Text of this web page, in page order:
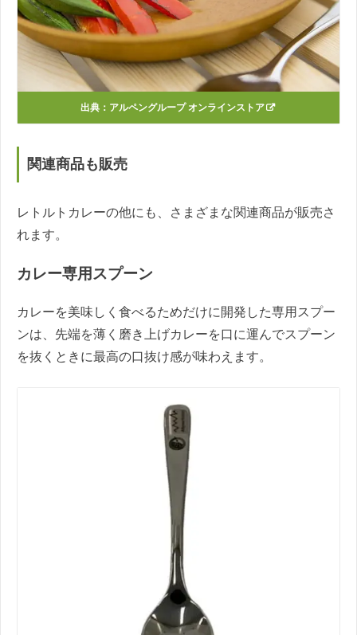
出典： アルペングループ オンラインストア
関連商品も販売
レトルトカレーの他にも、さまざまな関連商品が販売さ
れます。
カレー専用スプーン
カレーを美味しく食べるためだけに開発した専用スプー
ンは、先端を薄く磨き上げカレーを口に運んでスプーン
を抜くときに最高の口抜け感が味わえます。